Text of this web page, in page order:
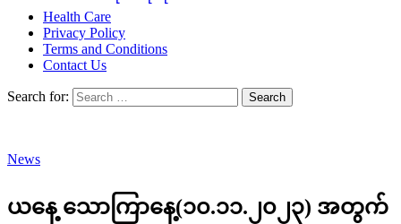
Health Care
Privacy Policy
Terms and Conditions
Contact Us
Search for:
News
ယနေ့ သောကြာနေ့(၁၀.၁၁.၂၀၂၃) အတွက်